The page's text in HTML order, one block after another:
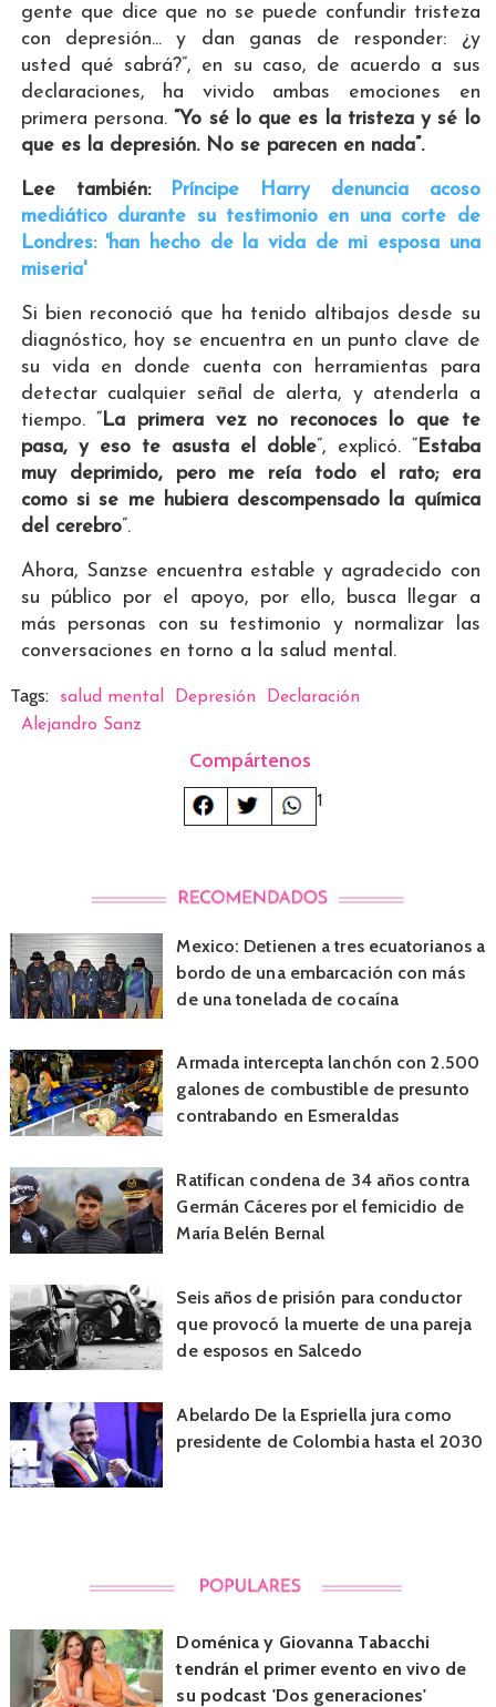
gente que dice que no se puede confundir tristeza
con depresión... y dan ganas de responder: ¿y
usted qué sabrá?”, en su caso, de acuerdo a sus
declaraciones, ha vivido ambas emociones en
primera persona.“Yo sé lo que es la tristeza y sé lo
que es la depresión. No se parecen en nada”.
Lee también:
Príncipe Harry denuncia acoso
mediático durante su testimonio en una corte de
Londres: 'han hecho de la vida de mi esposa una
miseria'
Si bien reconoció que ha tenido altibajos desde su
diagnóstico, hoy se encuentra en un punto clave de
su vida en donde cuenta con herramientas para
detectar cualquier señal de alerta, y atenderla a
tiempo. “ La primera vez no reconoces lo que te
pasa, y eso te asusta el doble”, explicó. “Estaba
muy deprimido, pero me reía todo el rato; era
como si se me hubiera descompensado la química
del cerebro”.
Ahora, Sanzse encuentra estable y agradecido con
su público por el apoyo, por ello, busca llegar a
más personas con su testimonio y normalizar las
conversaciones en torno a la salud mental.
Tags: salud mental Depresión
Declaración
Alejandro Sanz
Compártenos
1
Mexico: Detienen a tres ecuatorianos a
bordo de una embarcación con más
de una tonelada de cocaína
Armada intercepta lanchón con 2.500
galones de combustible de presunto
contrabando en Esmeraldas
Ratifican condena de 34 años contra
Germán Cáceres por el femicidio de
María Belén Bernal
Seis años de prisión para conductor
que provocó la muerte de una pareja
de esposos en Salcedo
Abelardo De la Espriella jura como
presidente de Colombia hasta el 2030
Doménica y Giovanna Tabacchi
tendrán el primer evento en vivo de
su podcast 'Dos generaciones'